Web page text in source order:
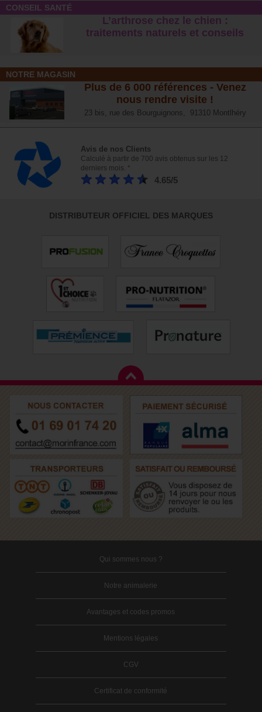
CONSEIL SANTÉ
L’arthrose chez le chien :
traitements naturels et conseil s
NOTRE MAGASIN
Plus de 6 000 références - Venez
nous rendre visite !
23 bis, rue des Bourguignons, 91310 Montlhéry
Avis de nos Clients
Calculé à partir de 700 avis obtenus sur les 12
derniers mois. *
4.65/5
DISTRIBUTEUR OFFICIEL DES MARQUES
Qui sommes nous ?
Notre animalerie
Avantages et codes promos
Mentions légales
CGV
Certificat de conformité